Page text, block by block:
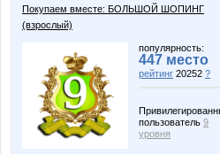
Покупаем вместе: БОЛЬШОЙ ШОПИНГ
(взрослый)
популярность:
447 место
рейтинг 20252 ?
пользователь 9
уровня